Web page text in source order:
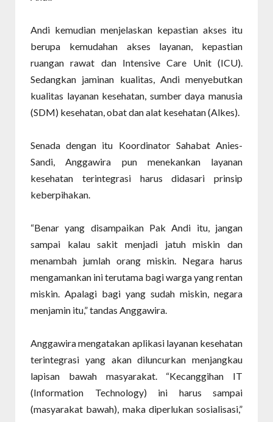
Andi kemudian menjelaskan kepastian akses itu
berupa kemudahan akses layanan, kepastian
ruangan rawat dan Intensive Care Unit (ICU).
Sedangkan jaminan kualitas, Andi menyebutkan
kualitas layanan kesehatan, sumber daya manusia
(SDM) kesehatan, obat dan alat kesehatan (Alkes).
Senada dengan itu Koordinator Sahabat Anies-
Sandi, Anggawira pun menekankan layanan
kesehatan terintegrasi harus didasari prinsip
keberpihakan.
“Benar yang disampaikan Pak Andi itu, jangan
sampai kalau sakit menjadi jatuh miskin dan
menambah jumlah orang miskin. Negara harus
mengamankan ini terutama bagi warga yang rentan
miskin. Apalagi bagi yang sudah miskin, negara
menjamin itu,” tandas Anggawira.
Anggawira mengatakan aplikasi layanan kesehatan
terintegrasi yang akan diluncurkan menjangkau
lapisan bawah masyarakat. “Kecanggihan IT
(Information Technology) ini harus sampai
(masyarakat bawah), maka diperlukan sosialisasi,”